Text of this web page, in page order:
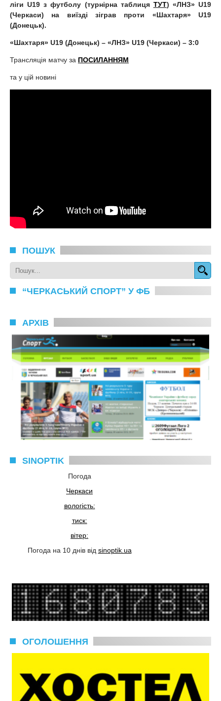
ліги U19 з футболу (турнірна таблиця ТУТ) «ЛНЗ» U19
(Черкаси) на виїзді зіграв проти «Шахтаря» U19
(Донецьк).
«Шахтаря» U19 (Донецьк) – «ЛНЗ» U19 (Черкаси) – 3:0
Трансляція матчу за ПОСИЛАННЯМ
та у цій новині
ПОШУК
“ЧЕРКАСЬКИЙ СПОРТ” У ФБ
АРХІВ
SINOPTIK
Погода
Черкаси
вологість:
тиск:
вітер:
Погода на 10 днів від sinoptik.ua
ОГОЛОШЕННЯ